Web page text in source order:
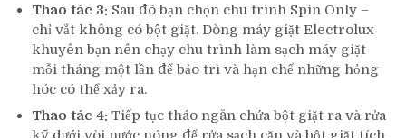
Thao tác 3: Sau đó bạn chọn chu trình Spin Only –
chỉ vắt không có bột giặt. Dòng máy giặt Electrolux
khuyên bạn nên chạy chu trình làm sạch máy giặt
mỗi tháng một lần để bảo trì và hạn chế những hỏng
hóc có thể xảy ra.
Thao tác 4: Tiếp tục tháo ngăn chứa bột giặt ra và rửa